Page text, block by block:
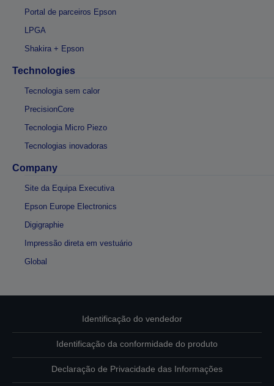
Portal de parceiros Epson
LPGA
Shakira + Epson
Technologies
Tecnologia sem calor
PrecisionCore
Tecnologia Micro Piezo
Tecnologias inovadoras
Company
Site da Equipa Executiva
Epson Europe Electronics
Digigraphie
Impressão direta em vestuário
Global
Identificação do vendedor
Identificação da conformidade do produto
Declaração de Privacidade das Informações